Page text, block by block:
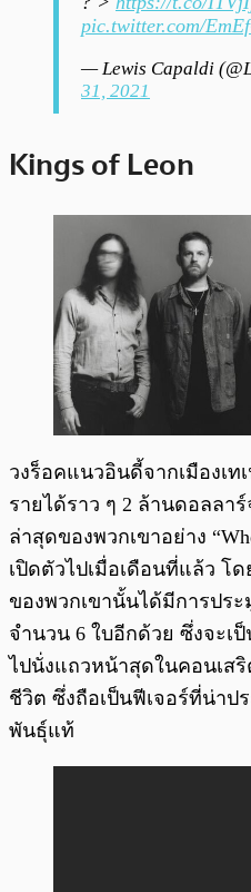
pic.twitter.com/
— Lewis Capaldi
31, 2021
Kings of Leon
วงร็อคแนวอินดี้จากเมืองเท
รายได้ราว ๆ 2 ล้านดอลลา
ล่าสุดของพวกเขาอย่าง
เปิดตัวไปเมื่อเดือนที่แล้ว โ
ของพวกเขานั้นได้มีการประ
จำนวน 6 ใบอีกด้วย ซึ่งจะเ
ไปนั่งแถวหน้าสุดในคอนเส
ชีวิต ซึ่งถือเป็นฟีเจอร์ที่น่า
พันธุ์แท้